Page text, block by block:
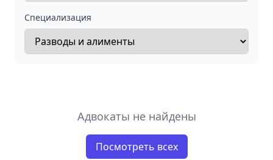
Специализация
Адвокаты не найдены
Посмотреть всех